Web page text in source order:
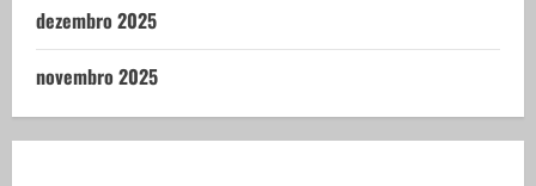
dezembro 2025
novembro 2025